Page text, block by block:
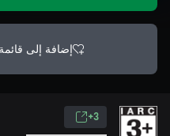
إضافة إلى
3+